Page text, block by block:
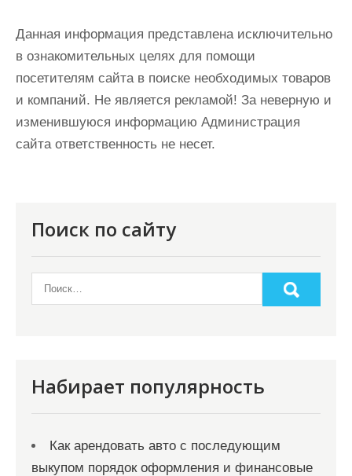
Данная информация представлена исключительно
в ознакомительных целях для помощи
посетителям сайта в поиске необходимых товаров
и компаний. Не является рекламой! За неверную и
изменившуюся информацию Администрация
сайта ответственность не несет.
Поиск по сайту
Набирает популярность
Как арендовать авто с последующим
выкупом порядок оформления и финансовые